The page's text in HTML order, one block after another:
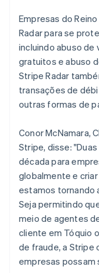
Empresas do
Radar para se
incluindo abuso
gratuitos e abuso
Stripe Radar
transações de
outras formas de
Conor McNamara,
Stripe, disse:
década para
globalmente e criar
estamos tornando
Seja permitindo
meio de agentes
cliente em Tóquio
de fraude, a Stripe
empresas possam
English
Itália
ItalianoEnglish
Japão
日本語English
Letônia
English
Lituânia
English
Luxemburgo
FrançaisDeutsch
Malásia
English简体中文
Malta
English
México
Español English
English